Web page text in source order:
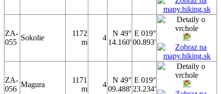
ZA-
055
Sokolie
1172
m
4
N 49°
14.160'
E 019°
00.893'
ZA-
056
Magura
1171
m
4
N 49°
09.488'
E 019°
23.234'